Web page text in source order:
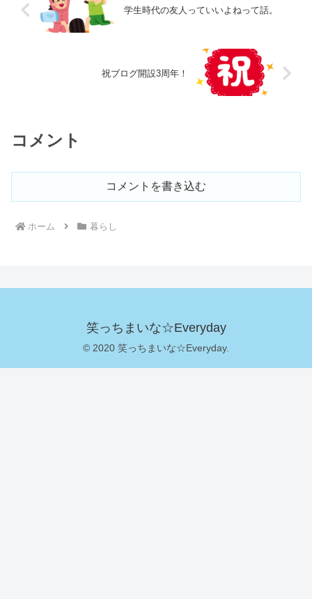
学生時代の友人っていいよねって話。
祝ブログ開設3周年！
コメント
コメントを書き込む
ホーム 暮らし
笑っちまいな☆Everyday
© 2020 笑っちまいな☆Everyday.